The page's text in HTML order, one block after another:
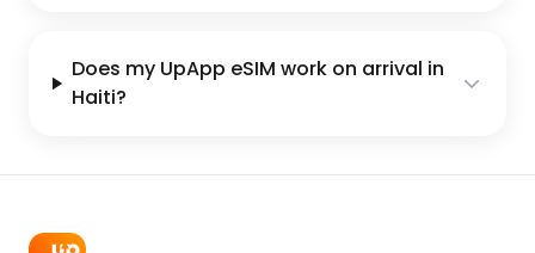
Does my UpApp eSIM work on arrival in
Haiti?